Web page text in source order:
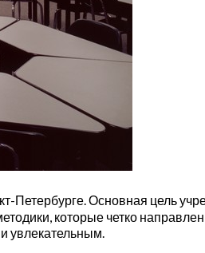
Основная цель
которые четко
увлекательным.